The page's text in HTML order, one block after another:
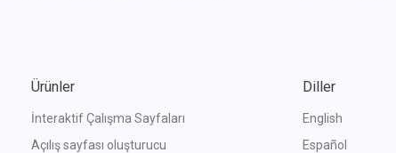
Ürünler
İnteraktif Çalışma Sayfaları
Açılış sayfası oluşturucu
Diller
English
Español